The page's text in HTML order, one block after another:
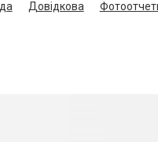
Довідкова